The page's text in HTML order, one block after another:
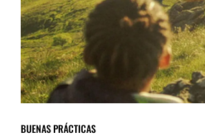
BUENAS PRÁCTICAS